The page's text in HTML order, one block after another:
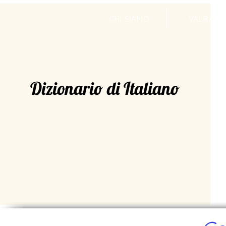
Dizionario di Italiano